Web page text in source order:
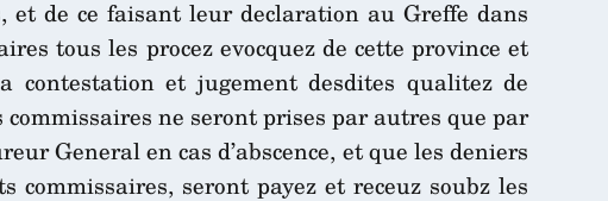
de ce faisant leur declaration au Greffe dans
tous les procez evocquez de cette province et
contestation et jugement desdites qualitez de
ne seront prises par autres que par
General en cas d’abscence, et que les deniers
seront payez et receuz soubz les